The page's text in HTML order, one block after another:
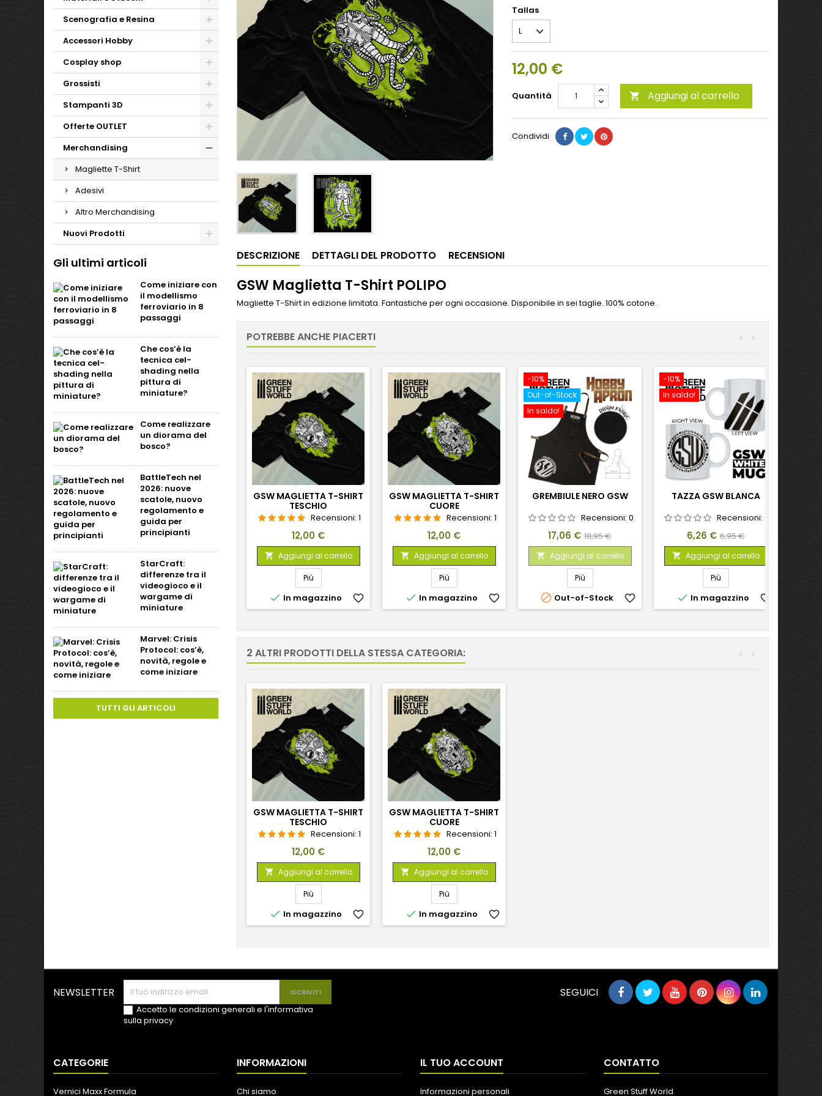
Scenografia e Resina
Accessori Hobby
Cosplay shop
Grossisti
Stampanti 3D
Offerte OUTLET
Merchandising
Magliette T-Shirt
Adesivi
Altro Merchandising
Nuovi Prodotti
Gli ultimi articoli
Come iniziare con
il modellismo
ferroviario in 8
passaggi
Che cos’è la
tecnica cel-
shading nella
pittura di
miniature?
Come realizzare
un diorama del
bosco?
BattleTech nel
2026: nuove
scatole, nuovo
regolamento e
guida per
principianti
StarCraft:
differenze tra il
videogioco e il
wargame di
miniature
Marvel: Crisis
Protocol: cos’è,
novità, regole e
come iniziare
TUTTI GLI ARTICOLI
Tallas
12,00 €
Quantità  Aggiungi al carrello
Condividi
DESCRIZIONE DETTAGLI DEL PRODOTTO RECENSIONI
GSW Maglietta T-Shirt POLIPO
Magliette T-Shirt in edizione limitata. Fantastiche per ogni occasione. Disponibile in sei taglie. 100% cotone.
POTREBBE ANCHE PIACERTI >
<
GSW MAGLIETTA T-SHIRT
TESCHIO
Recensioni: 1
Prezzo
12,00 €
 Aggiungi al carrello
Più
 In magazzino favorite_border
GSW MAGLIETTA T-SHIRT
CUORE
Recensioni: 1
Prezzo
12,00 €
 Aggiungi al carrello
Più
 In magazzino favorite_border
-10%
Out-of-Stock
In saldo!
GREMBIULE NERO GSW
Recensioni: 0
Prezzo
17,06 € Prezzo
base
18,95 €
 Aggiungi al carrello
Più
 Out-of-Stock favorite_border
-10%
In saldo!
TAZZA GSW BLANCA
Recensioni: 0
Prezzo
6,26 € Prezzo
base
6,95 €
 Aggiungi al carrello
Più
 In magazzino favorite_border
2 ALTRI PRODOTTI DELLA STESSA CATEGORIA: >
<
GSW MAGLIETTA T-SHIRT
TESCHIO
Recensioni: 1
Prezzo
12,00 €
 Aggiungi al carrello
Più
 In magazzino favorite_border
GSW MAGLIETTA T-SHIRT
CUORE
Recensioni: 1
Prezzo
12,00 €
 Aggiungi al carrello
Più
 In magazzino favorite_border
NEWSLETTER
Accetto le condizioni generali e l'informativa
sulla privacy
SEGUICI
CATEGORIE
Vernici Maxx Formula
INFORMAZIONI
Chi siamo
IL TUO ACCOUNT
Informazioni personali
CONTATTO
Green Stuff World